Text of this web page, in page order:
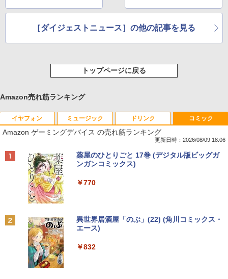
［ダイジェストニュース］の他の記事を見る
トップページに戻る
Amazon売れ筋ランキング
イヤフォン
Anker Soundcore P40i オフホワイト
Anker Soundcore P31i ブラック
ミュージック
BRUCE WAYNE feat. Flo Milli, ATL Jacob
[Explicit]
￥250
BRUCE WAYNE feat. Flo Milli, ATL Jacob
[Explicit]
￥250
ドリンク
【Amazon.co.jp限定】 い・ろ・は・す 2L P
ET ラベルレス ×8本
￥1,112
by Amazon 天然水 ラベルレス 500ml ×24本
富士山の天然水 バナジウム含有 水 ミネラル
ットル (Smart Basic)
コミック
Amazon ゲーミングデバイス の売れ筋ランキング
更新日時：2026/08/09 18:06
薬屋のひとりごと 17巻 (デジタル版ビッグガ
ンガンコミックス)
￥770
異世界居酒屋「のぶ」(22) (角川コミックス・
エース)
￥832